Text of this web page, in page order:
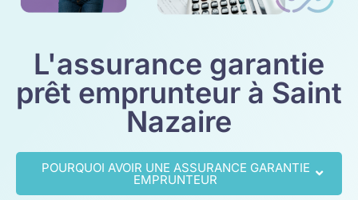
L'assurance garantie
prêt emprunteur à Saint
Nazaire
POURQUOI AVOIR UNE ASSURANCE GARANTIE
EMPRUNTEUR